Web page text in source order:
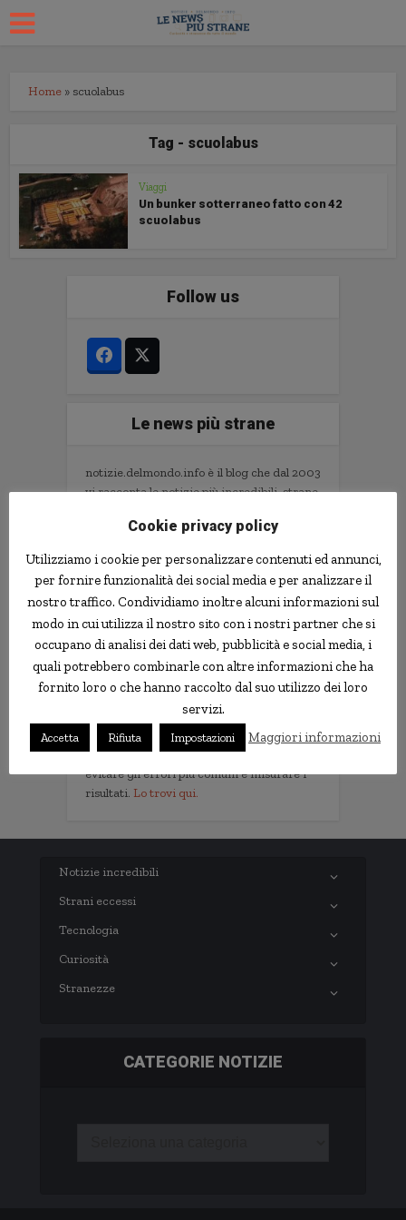
Home » scuolabus
Tag - scuolabus
Viaggi
Un bunker sotterraneo fatto con 42
scuolabus
Follow us
Le news più strane
notizie.delmondo.info è il blog che dal 2003
vi racconta le notizie più incredibili, strane,
ladri imbranati, prodotti assurdi, ricerche
Informativa Privacy
Contatti
Implementare l'AI nella tua impresa senza
metodo e gli strumenti.
Non servono competenze tecniche. Serve
un metodo per scegliere i progetti giusti,
evitare gli errori più comuni e misurare i
risultati. Lo trovi qui.
Notizie incredibili
Strani eccessi
Tecnologia
Curiosità
Stranezze
CATEGORIE NOTIZIE
Cookie privacy policy
Utilizziamo i cookie per personalizzare contenuti ed annunci,
per fornire funzionalità dei social media e per analizzare il
nostro traffico. Condividiamo inoltre alcuni informazioni sul
modo in cui utilizza il nostro sito con i nostri partner che si
occupano di analisi dei dati web, pubblicità e social media, i
quali potrebbero combinarle con altre informazioni che ha
fornito loro o che hanno raccolto dal suo utilizzo dei loro
servizi.
Accetta Rifiuta Impostazioni Maggiori informazioni